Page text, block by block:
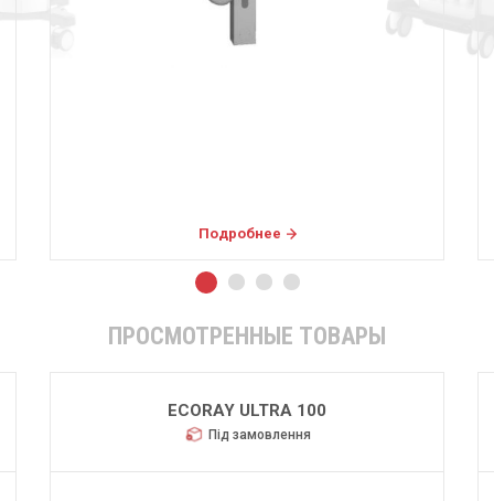
Подробнее
ПРОСМОТРЕННЫЕ ТОВАРЫ
ECORAY ULTRA 100
Під замовлення